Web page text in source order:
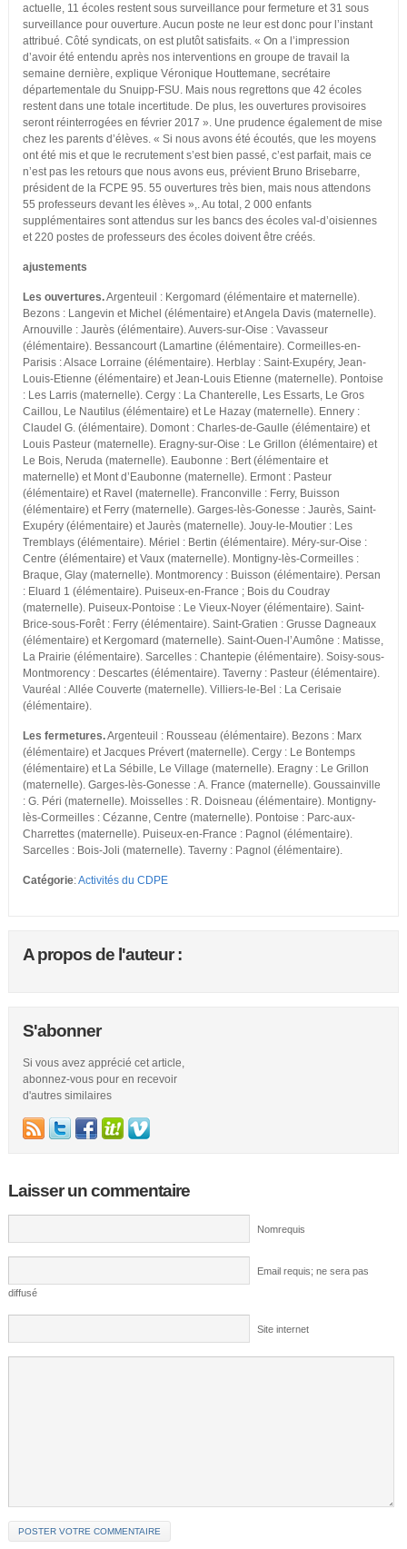
actuelle, 11 écoles restent sous surveillance pour fermeture et 31 sous
surveillance pour ouverture. Aucun poste ne leur est donc pour l’instant
attribué. Côté syndicats, on est plutôt satisfaits. « On a l’impression
d’avoir été entendu après nos interventions en groupe de travail la
semaine dernière, explique Véronique Houttemane, secrétaire
départementale du Snuipp-FSU. Mais nous regrettons que 42 écoles
restent dans une totale incertitude. De plus, les ouvertures provisoires
seront réinterrogées en février 2017 ». Une prudence également de mise
chez les parents d’élèves. « Si nous avons été écoutés, que les moyens
ont été mis et que le recrutement s’est bien passé, c’est parfait, mais ce
n’est pas les retours que nous avons eus, prévient Bruno Brisebarre,
président de la FCPE 95. 55 ouvertures très bien, mais nous attendons
55 professeurs devant les élèves »,. Au total, 2 000 enfants
supplémentaires sont attendus sur les bancs des écoles val-d’oisiennes
et 220 postes de professeurs des écoles doivent être créés.
ajustements
Les ouvertures.Argenteuil : Kergomard (élémentaire et maternelle).
Bezons : Langevin et Michel (élémentaire) et Angela Davis (maternelle).
Arnouville : Jaurès (élémentaire). Auvers-sur-Oise : Vavasseur
(élémentaire). Bessancourt (Lamartine (élémentaire). Cormeilles-en-
Parisis : Alsace Lorraine (élémentaire). Herblay : Saint-Exupéry, Jean-
Louis-Etienne (élémentaire) et Jean-Louis Etienne (maternelle). Pontoise
: Les Larris (maternelle). Cergy : La Chanterelle, Les Essarts, Le Gros
Caillou, Le Nautilus (élémentaire) et Le Hazay (maternelle). Ennery :
Claudel G. (élémentaire). Domont : Charles-de-Gaulle (élémentaire) et
Louis Pasteur (maternelle). Eragny-sur-Oise : Le Grillon (élémentaire) et
Le Bois, Neruda (maternelle). Eaubonne : Bert (élémentaire et
maternelle) et Mont d’Eaubonne (maternelle). Ermont : Pasteur
(élémentaire) et Ravel (maternelle). Franconville : Ferry, Buisson
(élémentaire) et Ferry (maternelle). Garges-lès-Gonesse : Jaurès, Saint-
Exupéry (élémentaire) et Jaurès (maternelle). Jouy-le-Moutier : Les
Tremblays (élémentaire). Mériel : Bertin (élémentaire). Méry-sur-Oise :
Centre (élémentaire) et Vaux (maternelle). Montigny-lès-Cormeilles :
Braque, Glay (maternelle). Montmorency : Buisson (élémentaire). Persan
: Eluard 1 (élémentaire). Puiseux-en-France ; Bois du Coudray
(maternelle). Puiseux-Pontoise : Le Vieux-Noyer (élémentaire). Saint-
Brice-sous-Forêt : Ferry (élémentaire). Saint-Gratien : Grusse Dagneaux
(élémentaire) et Kergomard (maternelle). Saint-Ouen-l’Aumône : Matisse,
La Prairie (élémentaire). Sarcelles : Chantepie (élémentaire). Soisy-sous-
Montmorency : Descartes (élémentaire). Taverny : Pasteur (élémentaire).
Vauréal : Allée Couverte (maternelle). Villiers-le-Bel : La Cerisaie
(élémentaire).
Les fermetures.Argenteuil : Rousseau (élémentaire). Bezons : Marx
(élémentaire) et Jacques Prévert (maternelle). Cergy : Le Bontemps
(élémentaire) et La Sébille, Le Village (maternelle). Eragny : Le Grillon
(maternelle). Garges-lès-Gonesse : A. France (maternelle). Goussainville
: G. Péri (maternelle). Moisselles : R. Doisneau (élémentaire). Montigny-
lès-Cormeilles : Cézanne, Centre (maternelle). Pontoise : Parc-aux-
Charrettes (maternelle). Puiseux-en-France : Pagnol (élémentaire).
Sarcelles : Bois-Joli (maternelle). Taverny : Pagnol (élémentaire).
Catégorie:Activités du CDPE
A propos de l'auteur :
S'abonner
Si vous avez apprécié cet article,
abonnez-vous pour en recevoir
d'autres similaires
Laisser un commentaire
Nomrequis
Email requis; ne sera pas
diffusé
Site internet